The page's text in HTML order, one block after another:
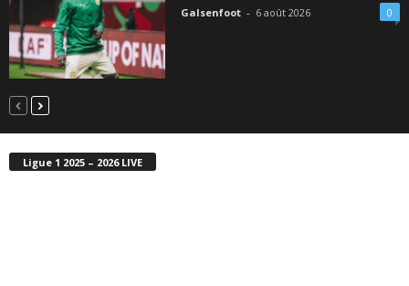
Galsenfoot - 6 août 2026 0
Ligue 1 2025 – 2026 LIVE